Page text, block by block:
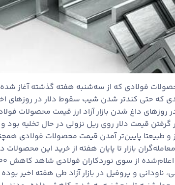
فولادی که از سه‌شنبه هفته گذشته آغاز شده
که حتی کندتر شدن شیب سقوط دلار در روزهای
داغ شدن بازار آزاد ارز قیمت محصولات
گرفتن قیمت دلار روی ریل نزولی در حال تخلیه بود و
طبیعتا پایین‌تر آمدن قیمت محصولات فولادی
بازار تا پایان هفته از خرید این
ناودانی و پروفیل در بازار آزاد طی هفته اخیر